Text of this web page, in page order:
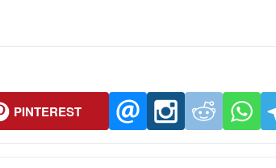
PINTEREST